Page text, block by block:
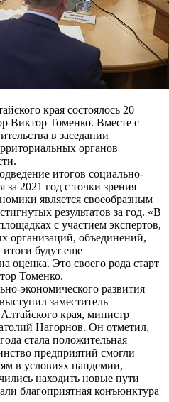
края состоялось 20
Виктор Томенко. Вместе с
в заседании
органов
итогов социально-
за 2021 год с точки зрения
является своеобразным
результатов за год. «В
с участием экспертов,
организаций, объединений,
будут еще
оценка. Это своего рода старт
Томенко.
экономического развития
заместитель
края, министр
Нагорнов. Он отметил,
стала положительная
предприятий смогли
в условиях пандемии,
находить новые пути
благоприятная конъюнктура